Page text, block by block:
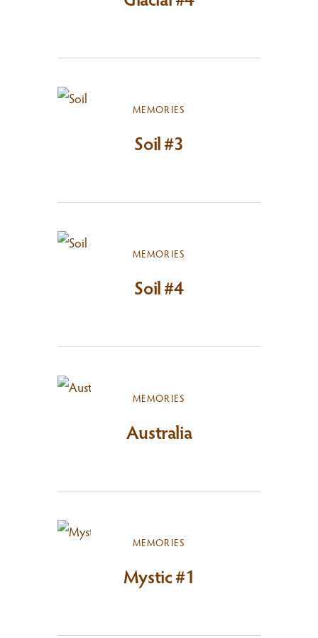
MEMORIES
Soil #3
MEMORIES
Soil #4
MEMORIES
Australia
MEMORIES
Mystic #1